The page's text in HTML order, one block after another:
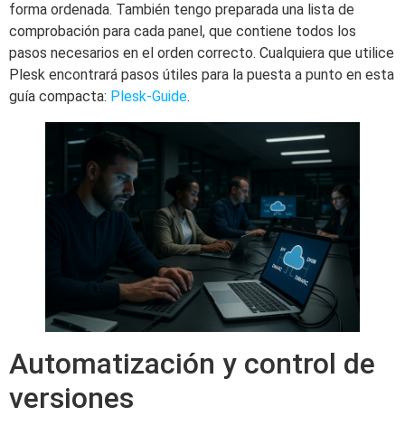
forma ordenada. También tengo preparada una lista de
comprobación para cada panel, que contiene todos los
pasos necesarios en el orden correcto. Cualquiera que utilice
Plesk encontrará pasos útiles para la puesta a punto en esta
guía compacta: Plesk-Guide.
Automatización y control de
versiones